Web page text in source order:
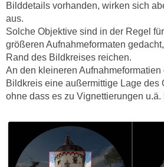
Bilddetails vorhanden, wirken sich
aus.
Solche Objektive sind in der Regel
größeren Aufnahmeformaten
Rand des Bildkreises reichen.
An den kleineren
Bildkreis eine außermittige Lage des
ohne dass es zu Vignettierungen u.ä.